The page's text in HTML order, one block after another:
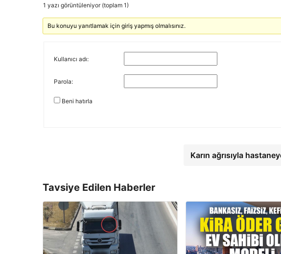
1 yazı görüntüleniyor (toplam 1)
Bu konuyu yanıtlamak için giriş yapmış olmalısınız.
Kullanıcı adı:
Parola:
Beni hatırla
Karın ağrısıyla
Tavsiye Edilen Haberler